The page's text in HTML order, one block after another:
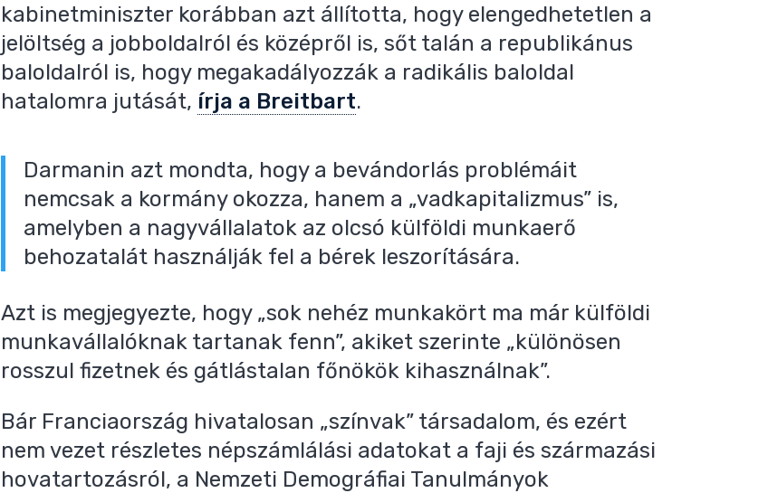
kabinetminiszter korábban azt állította, hogy elengedhetetlen a
jelöltség a jobboldalról és középről is, sőt talán a republikánus
baloldalról is, hogy megakadályozzák a radikális baloldal
hatalomra jutását, írja a Breitbart.
Darmanin azt mondta, hogy a bevándorlás problémáit
nemcsak a kormány okozza, hanem a „vadkapitalizmus” is,
amelyben a nagyvállalatok az olcsó külföldi munkaerő
behozatalát használják fel a bérek leszorítására.
Azt is megjegyezte, hogy „sok nehéz munkakört ma már külföldi
munkavállalóknak tartanak fenn”, akiket szerinte „különösen
rosszul fizetnek és gátlástalan főnökök kihasználnak”.
Bár Franciaország hivatalosan „színvak” társadalom, és ezért
nem vezet részletes népszámlálási adatokat a faji és származási
hovatartozásról, a Nemzeti Demográfiai Tanulmányok